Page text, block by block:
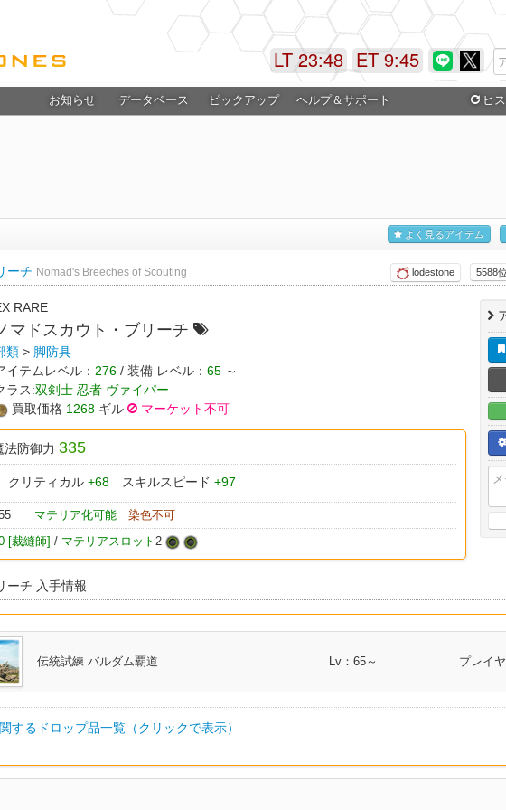
ET 9:45
LT 23:48
お知らせ データベース ピックアップ ヘルプ＆サポート ヒ
よく見るアイテム
ーチ Nomad's Breeches of Scouting 5588位
lodestone
RARE
マドスカウト・ブリーチ
類 > 脚防具
イテムレベル： 276 / 装備 レベル： 65 ～
ラス:双剣士 忍者 ヴァイパー
買取価格 1268 ギル マーケット不可
法防御力 335
クリティカル +68 スキルスピード +97
: 55 マテリア化可能
染色不可
[裁縫師] / マテリアスロット 2
ーチ 入手情報
伝統試練 バルダム覇道 Lv：65～ プレイ
するドロップ品一覧（クリックで表示）
部類 I.L クラス